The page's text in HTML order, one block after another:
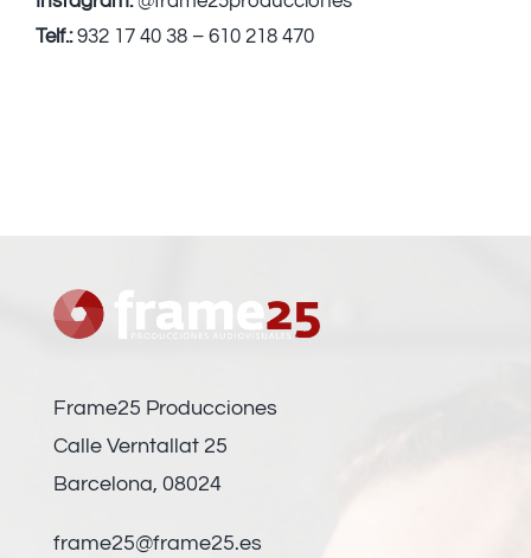
Telf.:932 17 40 38 – 610 218 470
Frame25 Producciones
Calle Verntallat 25
Barcelona, 08024
frame25@frame25.es